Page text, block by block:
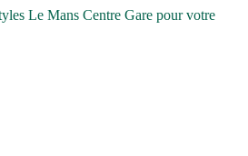
Le Mans Centre Gare pour votre